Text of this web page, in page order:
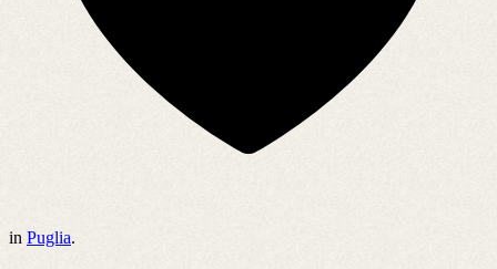
in Puglia.